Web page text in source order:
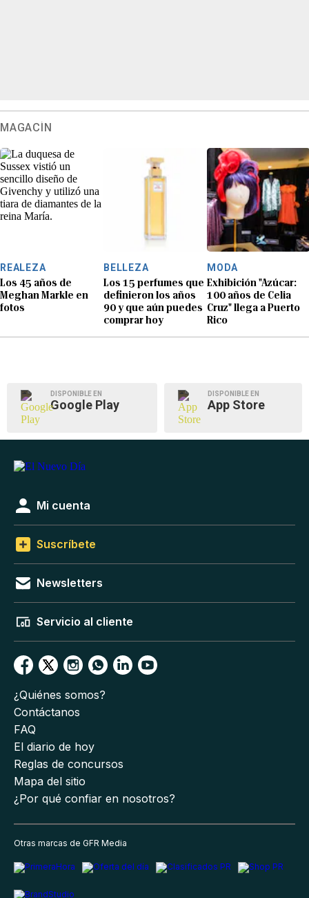
MAGACÍN
REALEZA
Los 45 años de
Meghan Markle en
fotos
BELLEZA
Los 15 perfumes que
definieron los años
90 y que aún puedes
comprar hoy
MODA
Exhibición "Azúcar:
100 años de Celia
Cruz" llega a Puerto
Rico
DISPONIBLE EN
Google Play
DISPONIBLE EN
App Store
Mi cuenta
Suscríbete
Newsletters
Servicio al cliente
¿Quiénes somos?
Contáctanos
FAQ
El diario de hoy
Reglas de concursos
Mapa del sitio
¿Por qué confiar en nosotros?
Otras marcas de GFR Media